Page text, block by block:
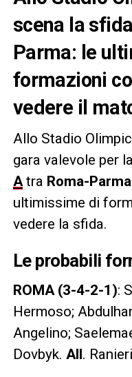
scena la
Parma: le
formazioni
vedere il
Allo Stadio
gara valevole per
Atra Roma-Parma
ultimissime di
vedere la sfida.
Le probabili
ROMA (3-4-2-1):
Hermoso;
Angelino;
Dovbyk. All.